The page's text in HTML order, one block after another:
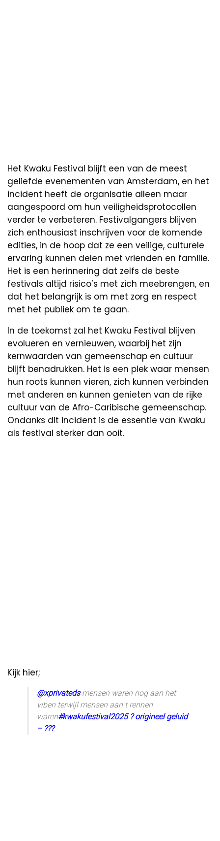
Het Kwaku Festival blijft een van de meest
geliefde evenementen van Amsterdam, en het
incident heeft de organisatie alleen maar
aangespoord om hun veiligheidsprotocollen
verder te verbeteren. Festivalgangers blijven
zich enthousiast inschrijven voor de komende
edities, in de hoop dat ze een veilige, culturele
ervaring kunnen delen met vrienden en familie.
Het is een herinnering dat zelfs de beste
festivals altijd risico’s met zich meebrengen, en
dat het belangrijk is om met zorg en respect
met het publiek om te gaan.
In de toekomst zal het Kwaku Festival blijven
evolueren en vernieuwen, waarbij het zijn
kernwaarden van gemeenschap en cultuur
blijft benadrukken. Het is een plek waar mensen
hun roots kunnen vieren, zich kunnen verbinden
met anderen en kunnen genieten van de rijke
cultuur van de Afro-Caribische gemeenschap.
Ondanks dit incident is de essentie van Kwaku
als festival sterker dan ooit.
Kijk hier;
@xprivatedsmensen waren nog aan het
viben terwijl mensen aan t rennen
waren#kwakufestival2025 ? origineel geluid
– ???